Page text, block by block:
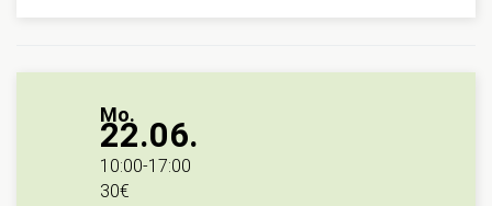
Mo.
22.06.
10:00-17:00
30€